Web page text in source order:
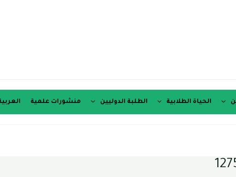
الحياة الطلابية الطلبة الدوليين منشورات علمية